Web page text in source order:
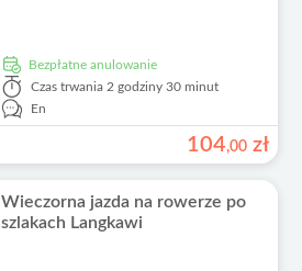
Bezpłatne anulowanie
Czas trwania 2 godziny 30 minut
En
104,00 zł
Wieczorna jazda na rowerze po
szlakach Langkawi